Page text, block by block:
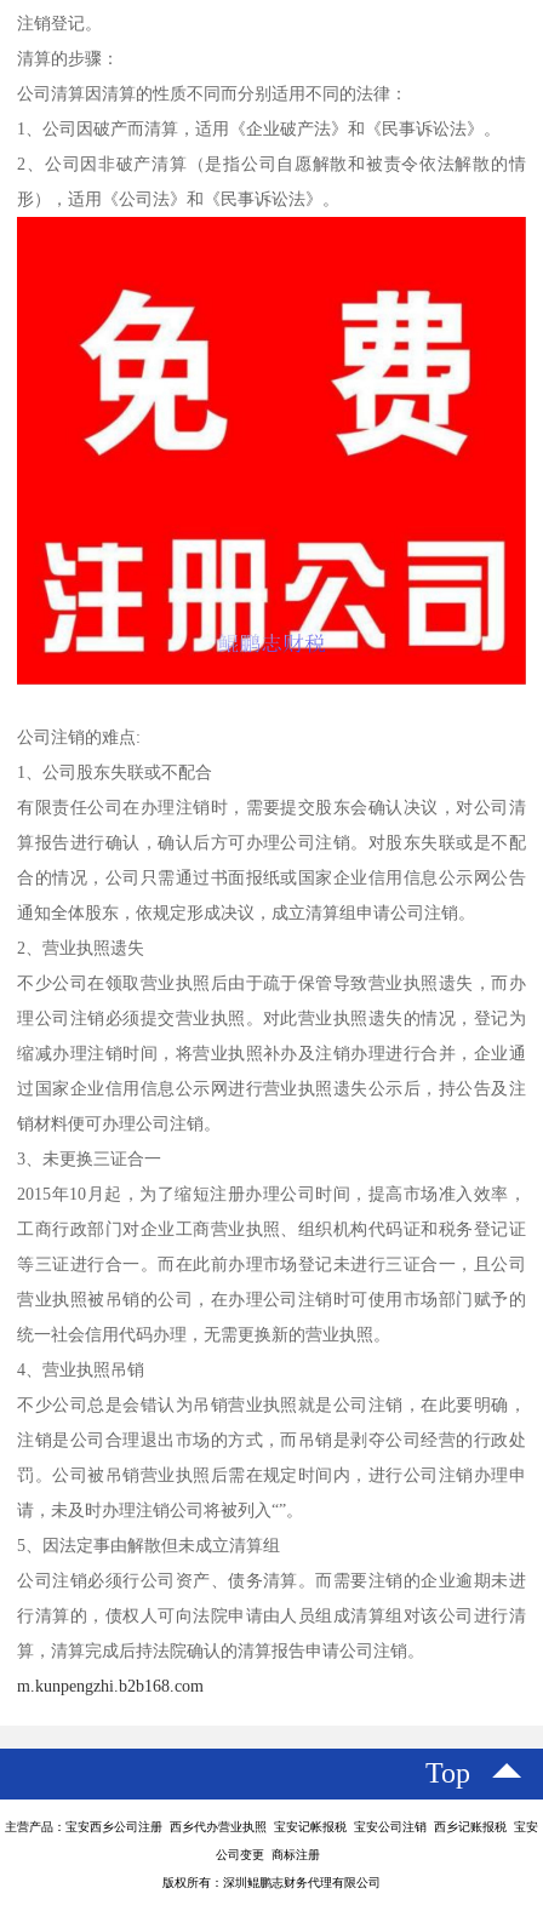
注销登记。
清算的步骤：
公司清算因清算的性质不同而分别适用不同的法律：
1、公司因破产而清算，适用《企业破产法》和《民事诉讼法》。
2、公司因非破产清算（是指公司自愿解散和被责令依法解散的情
形），适用《公司法》和《民事诉讼法》。
公司注销的难点:
1、公司股东失联或不配合
有限责任公司在办理注销时，需要提交股东会确认决议，对公司清
算报告进行确认，确认后方可办理公司注销。对股东失联或是不配
合的情况，公司只需通过书面报纸或国家企业信用信息公示网公告
通知全体股东，依规定形成决议，成立清算组申请公司注销。
2、营业执照遗失
不少公司在领取营业执照后由于疏于保管导致营业执照遗失，而办
理公司注销必须提交营业执照。对此营业执照遗失的情况，登记为
缩减办理注销时间，将营业执照补办及注销办理进行合并，企业通
过国家企业信用信息公示网进行营业执照遗失公示后，持公告及注
销材料便可办理公司注销。
3、未更换三证合一
2015年10月起，为了缩短注册办理公司时间，提高市场准入效率，
工商行政部门对企业工商营业执照、组织机构代码证和税务登记证
等三证进行合一。而在此前办理市场登记未进行三证合一，且公司
营业执照被吊销的公司，在办理公司注销时可使用市场部门赋予的
统一社会信用代码办理，无需更换新的营业执照。
4、营业执照吊销
不少公司总是会错认为吊销营业执照就是公司注销，在此要明确，
注销是公司合理退出市场的方式，而吊销是剥夺公司经营的行政处
罚。公司被吊销营业执照后需在规定时间内，进行公司注销办理申
请，未及时办理注销公司将被列入“”。
5、因法定事由解散但未成立清算组
公司注销必须行公司资产、债务清算。而需要注销的企业逾期未进
行清算的，债权人可向法院申请由人员组成清算组对该公司进行清
算，清算完成后持法院确认的清算报告申请公司注销。
m.kunpengzhi.b2b168.com
Top
主营产品：宝安西乡公司注册 西乡代办营业执照 宝安记帐报税 宝安公司注销 西乡记账报税 宝安
公司变更 商标注册
版权所有：深圳鲲鹏志财务代理有限公司